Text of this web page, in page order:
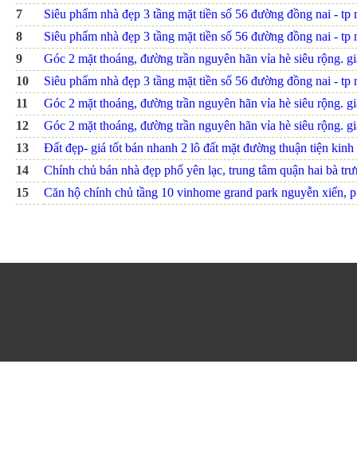
7
Siêu phẩm nhà đẹp 3 tầng mặt tiền số 56 đường đồng nai - tp
8
Siêu phẩm nhà đẹp 3 tầng mặt tiền số 56 đường đồng nai - tp
9
Góc 2 mặt thoáng, đường trần nguyên hãn vỉa hè siêu rộng.
10
Siêu phẩm nhà đẹp 3 tầng mặt tiền số 56 đường đồng nai - tp
11
Góc 2 mặt thoáng, đường trần nguyên hãn vỉa hè siêu rộng.
12
Góc 2 mặt thoáng, đường trần nguyên hãn vỉa hè siêu rộng.
13
Đất đẹp- giá tốt bán nhanh 2 lô đất mặt đường thuận tiện
14
Chính chủ bán nhà đẹp phố yên lạc, trung tâm quận hai bà
15
Căn hộ chính chủ tầng 10 vinhome grand park nguyễn xiển,